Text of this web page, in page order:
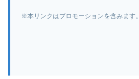
※本リンクはプロモーションを含みます。